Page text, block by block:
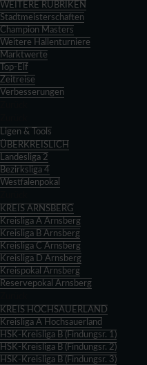
WEITERE RUBRIKEN
Stadtmeisterschaften
Champion Masters
Weitere Hallenturniere
Marktwerte
Top-Elf
Zeitreise
Verbesserungen
Ligen & Tools
ÜBERKREISLICH
Landesliga 2
Bezirksliga 4
Westfalenpokal
KREIS ARNSBERG
Kreisliga A Arnsberg
Kreisliga B Arnsberg
Kreisliga C Arnsberg
Kreisliga D Arnsberg
Kreispokal Arnsberg
Reservepokal Arnsberg
KREIS HOCHSAUERLAND
Kreisliga A Hochsauerland
HSK-Kreisliga B (Findungsr. 1)
HSK-Kreisliga B (Findungsr. 2)
HSK-Kreisliga B (Findungsr. 3)